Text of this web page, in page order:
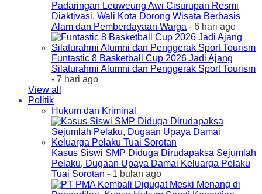
Padaringan Leuweung Awi Cisurupan Resmi
Diaktivasi, Wali Kota Dorong Wisata Berbasis
Alam dan Pemberdayaan Warga - 6 hari ago
Funtastic 8 Basketball Cup 2026 Jadi Ajang
Silaturahmi Alumni dan Penggerak Sport Tourism
- 7 hari ago
View all
Politik
Hukum dan Kriminal
Kasus Siswi SMP Diduga Dirudapaksa Sejumlah
Pelaku, Dugaan Upaya Damai Keluarga Pelaku
Tuai Sorotan - 1 bulan ago